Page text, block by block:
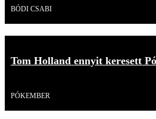
BÓDI CSABI
Tom Holland ennyit keresett
PÓKEMBER